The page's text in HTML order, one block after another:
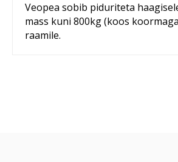
Veopea sobib piduriteta
mass kuni 800kg (koos
raamile.